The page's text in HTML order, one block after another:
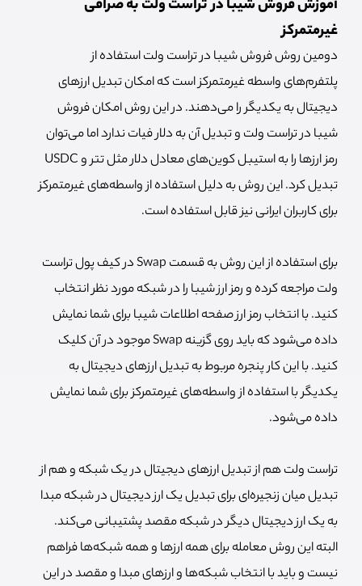
آموزش فروش شیبا در تراست ولت به صرافی
غیرمتمرکز
دومین روش فروش شیبا در تراست ولت استفاده از
پلتفرم‌های واسطه غیرمتمرکز است که امکان تبدیل ارزهای
دیجیتال به یکدیگر را می‌دهند. در این روش امکان فروش
شیبا در تراست ولت و تبدیل آن به دلار فیات ندارد اما می‌توان
رمز ارزها را به استیبل کوین‌های معادل دلار مثل تتر و USDC
تبدیل کرد. این روش به دلیل استفاده از واسطه‌های غیرمتمرکز
برای کاربران ایرانی نیز قابل استفاده است.
برای استفاده از این روش به قسمت Swap در کیف پول تراست
ولت مراجعه کرده و رمز ارز شیبا را در شبکه مورد نظر انتخاب
کنید. با انتخاب رمز ارز صفحه اطلاعات شیبا برای شما نمایش
داده می‌شود که باید روی گزینه Swap موجود در آن کلیک
کنید. با این کار پنجره مربوط به تبدیل ارزهای دیجیتال به
یکدیگر با استفاده از واسطه‌های غیرمتمرکز برای شما نمایش
داده می‌شود.
تراست ولت هم از تبدیل ارزهای دیجیتال در یک شبکه و هم از
تبدیل میان زنجیره‌ای برای تبدیل یک ارز دیجیتال در شبکه مبدا
به یک ارز دیجیتال دیگر در شبکه مقصد پشتیبانی می‌کند.
البته این روش معامله برای همه ارزها و همه شبکه‌ها فراهم
نیست و باید با انتخاب شبکه‌ها و ارزهای مبدا و مقصد در این